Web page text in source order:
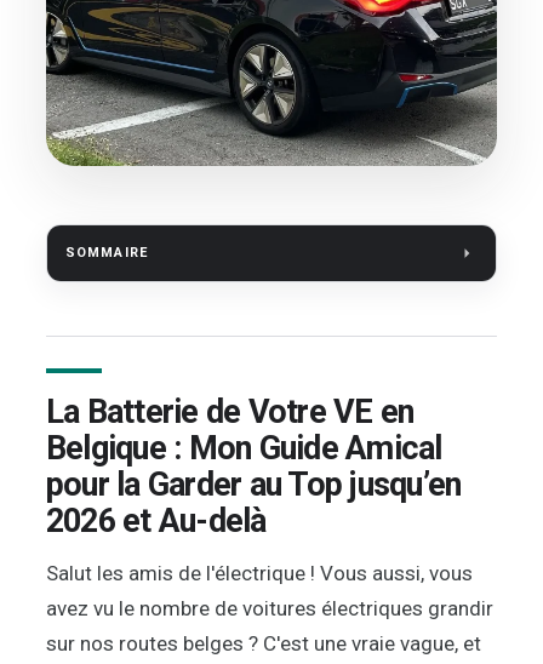
SOMMAIRE
La Batterie de Votre VE en
Belgique : Mon Guide Amical
pour la Garder au Top jusqu’en
2026 et Au-delà
Salut les amis de l'électrique ! Vous aussi, vous
avez vu le nombre de voitures électriques grandir
sur nos routes belges ? C'est une vraie vague, et